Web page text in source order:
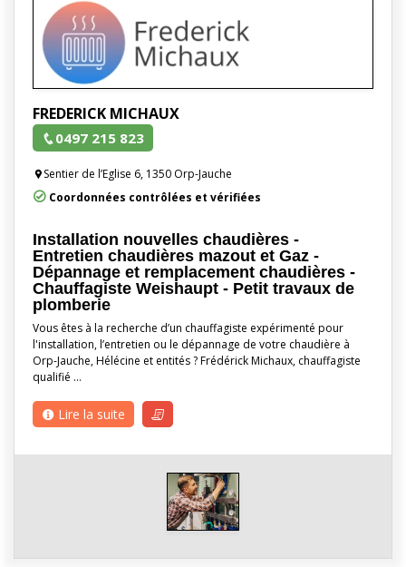
FREDERICK MICHAUX
0497 215 823
Sentier de l’Eglise 6, 1350 Orp-Jauche
Coordonnées contrôlées et vérifiées
Installation nouvelles chaudières -
Entretien chaudières mazout et Gaz -
Dépannage et remplacement chaudières -
Chauffagiste Weishaupt - Petit travaux de
plomberie
Vous êtes à la recherche d’un chauffagiste expérimenté pour
l'installation, l’entretien ou le dépannage de votre chaudière à
Orp-Jauche, Hélécine et entités ? Frédérick Michaux, chauffagiste
qualifié …
Lire la suite